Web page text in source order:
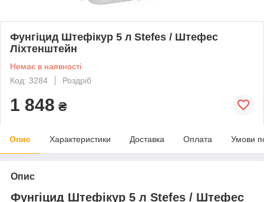
Фунгіцид Штефікур 5 л Stefes / Штефес
Ліхтенштейн
Немає в наявності
Код: 3284
Роздріб
1 848 ₴
Опис Характеристики Доставка Оплата Умови
Опис
Фунгіцид Штефікур 5 л Stefes / Штефес